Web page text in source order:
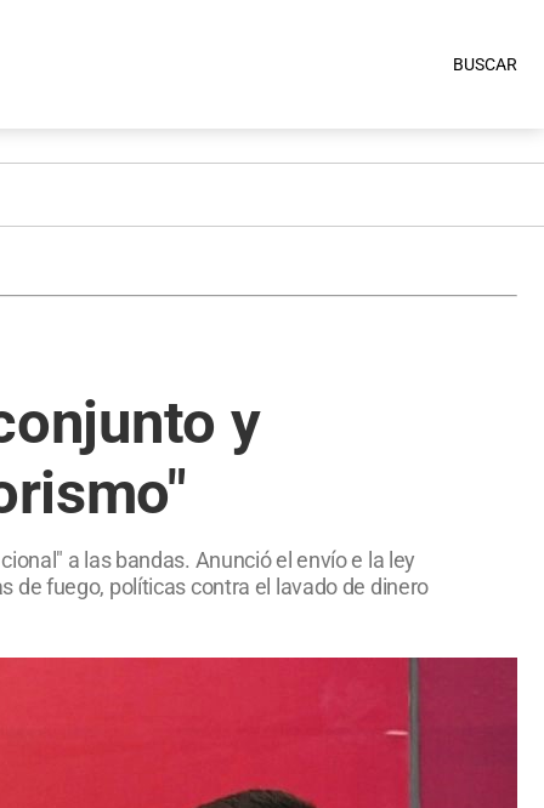
BUSCAR
y
a las bandas. Anunció el envío e la ley
de fuego, políticas contra el lavado de dinero